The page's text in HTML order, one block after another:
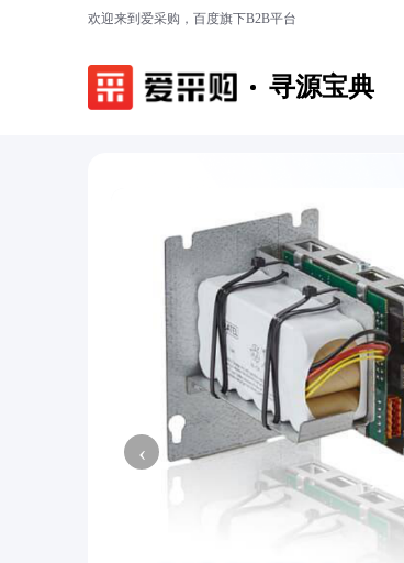
欢迎来到爱采购，百度旗下B2B平台
寻源宝典
‹